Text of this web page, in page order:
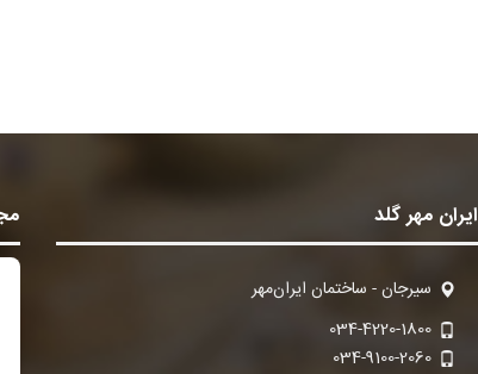
ایران مهر گلد
سیرجان - ساختمان ایران‌مهر
034-4220-1800
034-9100-2060